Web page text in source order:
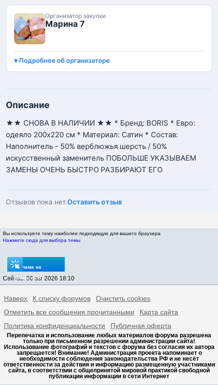
Организатор закупки
Марина 7
Подробнее об организаторе
Описание
★★ СНОВА В НАЛИЧИИ ★★ * Бренд: BORIS * Евро:
одеяло 200х220 см * Материал: Сатин * Состав:
Наполнитель - 50% верблюжья шерсть / 50%
искусственный заменитель ПОБОЛЬШЕ УКАЗЫВАЕМ
ЗАМЕНЫ ОЧЕНЬ БЫСТРО РАЗБИРАЮТ ЕГО
Отзывов пока нет.Оставить отзыв
Вы используете тему наиболее подходящую для вашего браузера
Нажмите сюда для выбора темы
Реклама на
sptovarov.ru
Сейчас: 06 авг 2026 18:10
Наверх К списку форумов
Очистить cookies
Отметить все сообщения прочитанными
Карта сайта
Политика конфиденциальности
Публичная оферта